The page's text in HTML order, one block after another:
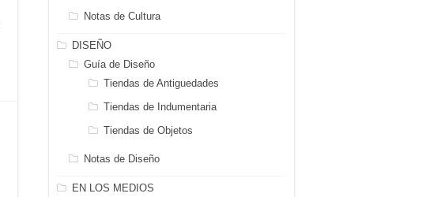
Notas de Cultura
DISEÑO
Guía de Diseño
Tiendas de Antiguedades
Tiendas de Indumentaria
Tiendas de Objetos
Notas de Diseño
EN LOS MEDIOS